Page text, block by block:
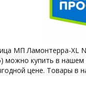
МП Ламонтерра-XL
можно купить в нашем
цене. Товары в